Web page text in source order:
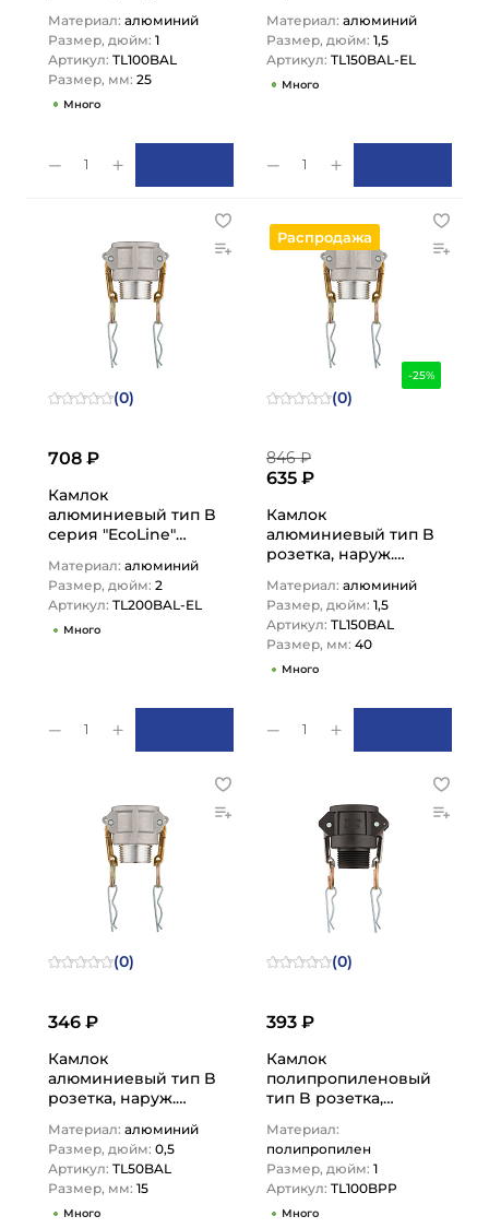
TL100BAL TITAN…
Материал: алюминий
Размер, дюйм: 1
Артикул: TL100BAL
Размер, мм: 25
Много
1
резьба BSP 1 1/2",…
Материал: алюминий
Размер, дюйм: 1,5
Артикул: TL150BAL-EL
Много
1
(0)
708 ₽
Камлок
алюминиевый тип B
серия "EcoLine"
резьба BSP 2",
TL200BAL-EL…
Материал: алюминий
Размер, дюйм: 2
Артикул: TL200BAL-EL
Много
1
-25%
Распродажа
(0)
846 ₽
635 ₽
Камлок
алюминиевый тип B
розетка, наруж.
TL150BAL TITAN…
Материал: алюминий
Размер, дюйм: 1,5
Артикул: TL150BAL
Размер, мм: 40
Много
1
(0)
346 ₽
Камлок
алюминиевый тип B
розетка, наруж.
TL50BAL TITAN…
Материал: алюминий
Размер, дюйм: 0,5
Артикул: TL50BAL
Размер, мм: 15
Много
(0)
393 ₽
Камлок
полипропиленовый
тип B розетка,
TL100BPP TITAN…
Материал:
полипропилен
Размер, дюйм: 1
Артикул: TL100BPP
Много